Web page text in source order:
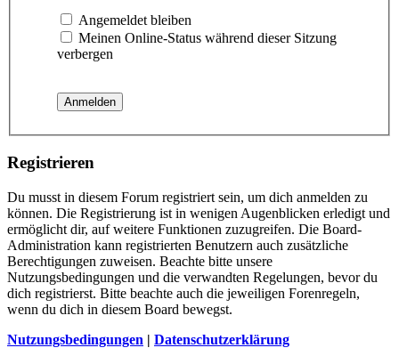
Angemeldet bleiben
Meinen Online-Status während dieser Sitzung
verbergen
Registrieren
Du musst in diesem Forum registriert sein, um dich anmelden zu
können. Die Registrierung ist in wenigen Augenblicken erledigt und
ermöglicht dir, auf weitere Funktionen zuzugreifen. Die Board-
Administration kann registrierten Benutzern auch zusätzliche
Berechtigungen zuweisen. Beachte bitte unsere
Nutzungsbedingungen und die verwandten Regelungen, bevor du
dich registrierst. Bitte beachte auch die jeweiligen Forenregeln,
wenn du dich in diesem Board bewegst.
Nutzungsbedingungen | Datenschutzerklärung